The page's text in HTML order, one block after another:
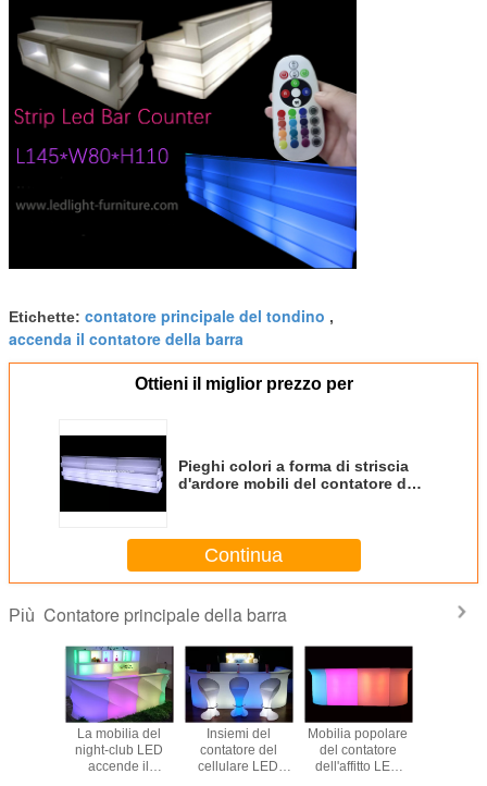
Etichette: contatore principale del tondino ,
accenda il contatore della barra
Ottieni il miglior prezzo per
Pieghi colori a forma di striscia
d'ardore mobili del contatore del
Continua
Più Contatore principale della barra
La mobilia del
night-club LED
accende il
Insiemi del
contatore del
cellulare LED
Mobilia popolare
del contatore
dell'affitto LED